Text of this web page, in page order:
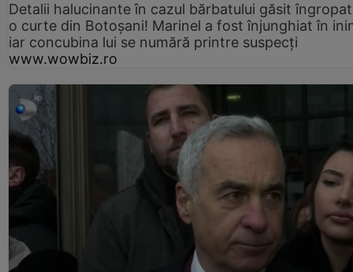
Detalii halucinante în cazul bărbatului găsit
o curte din Botoșani! Marinel a fost înjunghiat în
iar concubina lui se numără printre suspecți
www.wowbiz.ro